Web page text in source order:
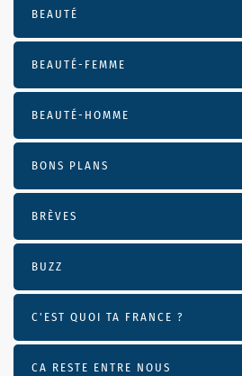
BEAUTÉ
BEAUTÉ-FEMME
BEAUTÉ-HOMME
BONS PLANS
BRÈVES
BUZZ
C'EST QUOI TA FRANCE ?
CA RESTE ENTRE NOUS